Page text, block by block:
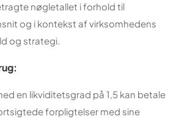
nøgletallet i forhold til
og i kontekst af virksomhedens
og strategi.
en likviditetsgrad på 1,5 kan betale
forpligtelser med sine